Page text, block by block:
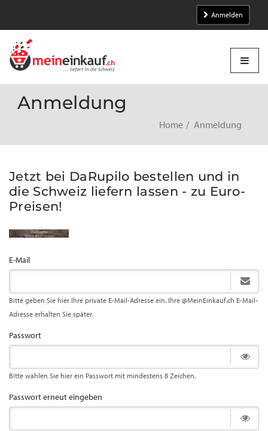
Anmelden
Anmeldung
Home Anmeldung
Jetzt bei DaRupilo bestellen und in
die Schweiz liefern lassen - zu Euro-
Preisen!
E-Mail
Bitte geben Sie hier Ihre private E-Mail-Adresse ein. Ihre @MeinEinkauf.ch E-Mail-
Adresse erhalten Sie später.
Passwort
Bitte wählen Sie hier ein Passwort mit mindestens 8 Zeichen.
Passwort erneut eingeben